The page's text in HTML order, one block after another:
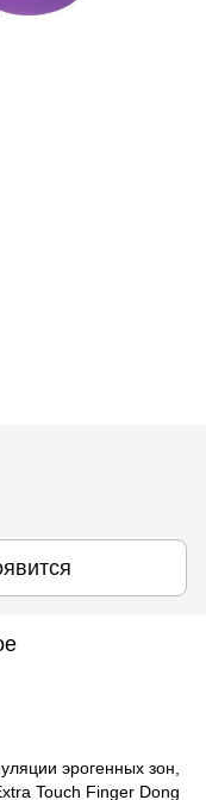
эрогенных зон,
Touch Finger Dong